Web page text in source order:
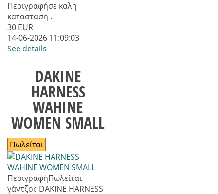
Περιγραφήσε καλη
κατασταση .
30 EUR
14-06-2026 11:09:03
See details
DAKINE
HARNESS
WAHINE
WOMEN SMALL
Πωλείται
ΠεριγραφήΠωλείται
γάντζος DAKINE HARNESS